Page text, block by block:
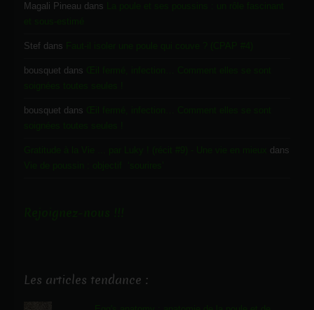
Magali Pineau dans
Stef dans
bousquet dans
bousquet dans
dans
Les articles tendance :